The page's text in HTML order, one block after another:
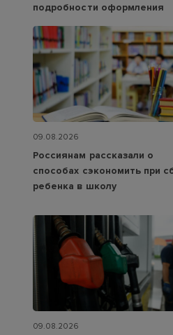
подробности оформления
09.08.2026
Россиянам рассказали о
способах сэкономить при
ребенка в школу
09.08.2026